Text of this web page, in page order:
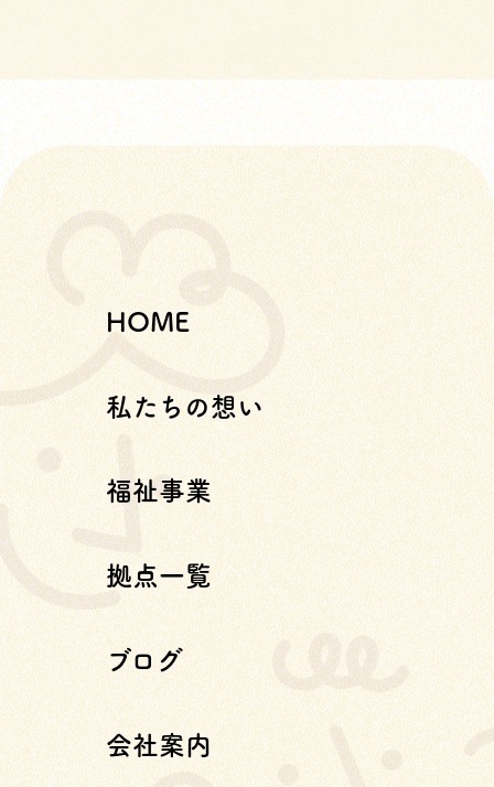
HOME
私たちの想い
福祉事業
拠点一覧
ブログ
会社案内